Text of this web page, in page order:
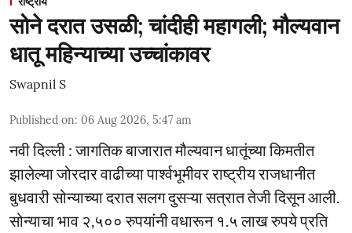
सोने दरात उसळी; चांदीही महागली; मौल्यवान
धातू महिन्याच्या उच्चांकावर
Swapnil S
Published on: 06 Aug 2026, 5:47 am
नवी दिल्ली : जागतिक बाजारात मौल्यवान धातूंच्या किमतीत
झालेल्या जोरदार वाढीच्या पार्श्वभूमीवर राष्ट्रीय राजधानीत
बुधवारी सोन्याच्या दरात सलग दुसऱ्या सत्रात तेजी दिसून आली.
सोन्याचा भाव २,५०० रुपयांनी वधारून १.५ लाख रुपये प्रति